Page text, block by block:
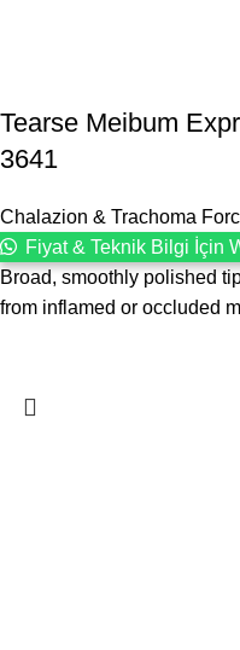
Tearse Meibum
3641
Chalazion & Trachoma
Fiyat & Teknik Bilgi İçin
Broad, smoothly polished
from inflamed or occluded